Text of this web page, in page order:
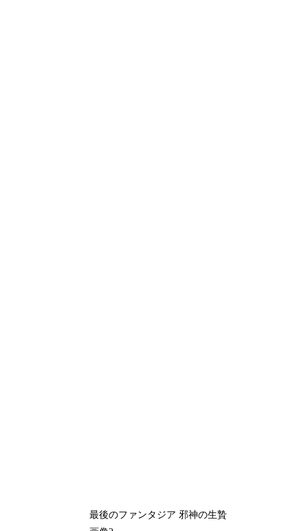
最後のファンタジア 邪神の生贄